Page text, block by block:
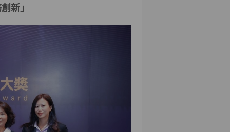
新」